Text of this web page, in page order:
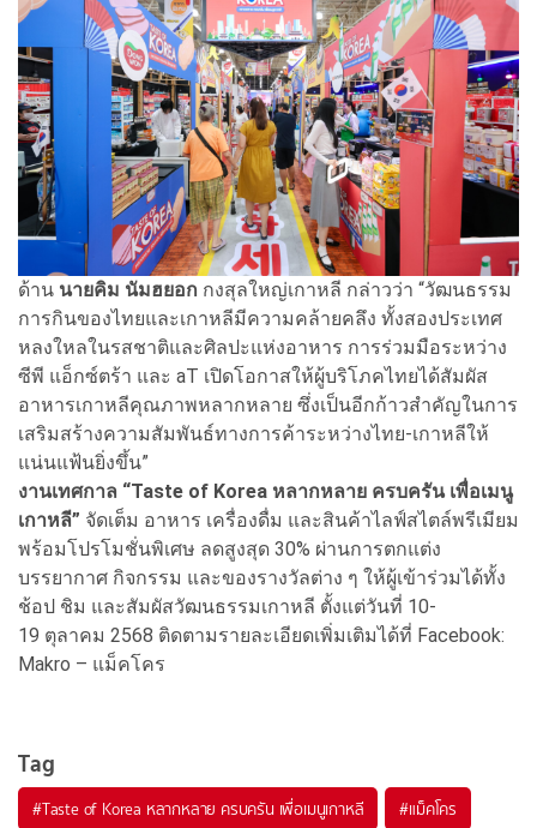
ด้าน นายคิม นัมฮยอก กงสุลใหญ่เกาหลี กล่าวว่า “วัฒนธรรม
การกินของไทยและเกาหลีมีความคล้ายคลึง ทั้งสองประเทศ
หลงใหลในรสชาติและศิลปะแห่งอาหาร การร่วมมือระหว่าง
ซีพี แอ็กซ์ตร้า และ aT เปิดโอกาสให้ผู้บริโภคไทยได้สัมผัส
อาหารเกาหลีคุณภาพหลากหลาย ซึ่งเป็นอีกก้าวสำคัญในการ
เสริมสร้างความสัมพันธ์ทางการค้าระหว่างไทย-เกาหลีให้
แน่นแฟ้นยิ่งขึ้น”
งานเทศกาล “Taste of Korea หลากหลาย ครบครัน เพื่อเมนู
เกาหลี” จัดเต็ม อาหาร เครื่องดื่ม และสินค้าไลฟ์สไตล์พรีเมียม
พร้อมโปรโมชั่นพิเศษ ลดสูงสุด 30% ผ่านการตกแต่ง
บรรยากาศ กิจกรรม และของรางวัลต่าง ๆ ให้ผู้เข้าร่วมได้ทั้ง
ช้อป ชิม และสัมผัสวัฒนธรรมเกาหลี ตั้งแต่วันที่ 10-
19 ตุลาคม 2568 ติดตามรายละเอียดเพิ่มเติมได้ที่ Facebook:
Makro – แม็คโคร
Tag
#Taste of Korea หลากหลาย ครบครัน เพื่อเมนูเกาหลี #แม็คโคร